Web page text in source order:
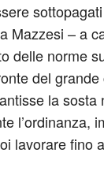
Mazzesi – a
delle norme
del grande
la sosta
l’ordinanza,
lavorare fino